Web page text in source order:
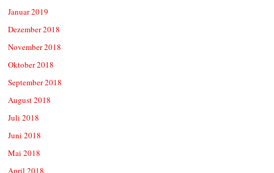
Januar 2019
Dezember 2018
November 2018
Oktober 2018
September 2018
August 2018
Juli 2018
Juni 2018
Mai 2018
April 2018